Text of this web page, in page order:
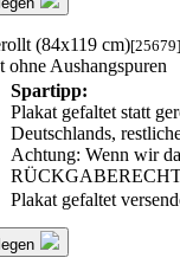
(84x119 cm)[25679]
Aushangspuren
Spartipp:
Plakat gefaltet statt
Deutschlands,
Achtung: Wenn wir
Plakat gefaltet